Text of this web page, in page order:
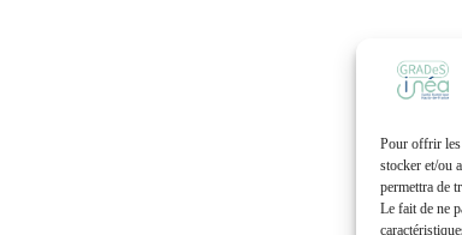
Pour offrir les
stocker et/ou
permettra de
Le fait de ne